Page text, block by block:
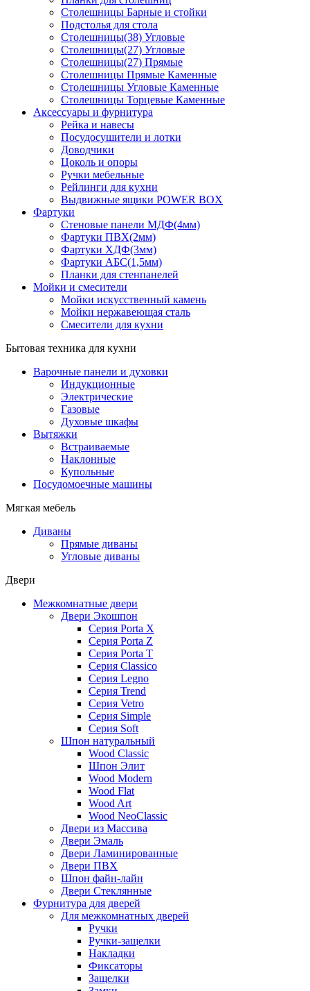
Столешницы Барные и стойки
Подстолья для стола
Столешницы(38) Угловые
Столешницы(27) Угловые
Столешницы(27) Прямые
Столешницы Прямые Каменные
Столешницы Угловые Каменные
Столешницы Торцевые Каменные
Аксессуары и фурнитура
Рейка и навесы
Посудосушители и лотки
Доводчики
Цоколь и опоры
Ручки мебельные
Рейлинги для кухни
Выдвижные ящики POWER BOX
Фартуки
Стеновые панели МДФ(4мм)
Фартуки ПВХ(2мм)
Фартуки ХДФ(3мм)
Фартуки АБС(1,5мм)
Планки для стенпанелей
Мойки и смесители
Мойки искусственный камень
Мойки нержавеющая сталь
Смесители для кухни
Бытовая техника для кухни
Варочные панели и духовки
Индукционные
Электрические
Газовые
Духовые шкафы
Вытяжки
Встраиваемые
Наклонные
Купольные
Посудомоечные машины
Мягкая мебель
Диваны
Прямые диваны
Угловые диваны
Двери
Межкомнатные двери
Двери Экошпон
Серия Porta X
Серия Porta Z
Серия Porta T
Серия Classico
Серия Legno
Серия Trend
Серия Vetro
Серия Simple
Серия Soft
Шпон натуральный
Wood Classic
Шпон Элит
Wood Modern
Wood Flat
Wood Art
Wood NeoClassic
Двери из Массива
Двери Эмаль
Двери Ламинированные
Двери ПВХ
Шпон файн-лайн
Двери Стеклянные
Фурнитура для дверей
Для межкомнатных дверей
Ручки
Ручки-защелки
Накладки
Фиксаторы
Защелки